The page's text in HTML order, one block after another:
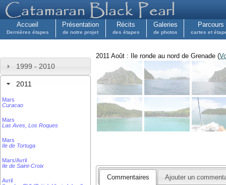
Accueil
Dernières étapes
Présentation
de notre projet
Récits
des étapes
Galeries
de photos
Parcours
cartes et
1999 - 2010
2011
Mars
Curacao
Mars
Las Aves, Los Roques
Mars
Ile de Tortuga
Mars/Avril
Ile de Saint-Croix
Avril
2011 Août : Ile ronde au nord de Grenade (
Commentaires Ajouter un